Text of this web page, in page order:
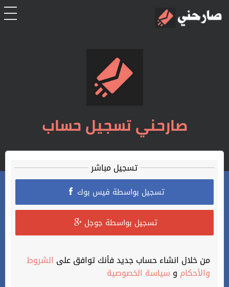
اتصل بنا
صارحني تسجيل حساب
تسجيل مباشر
تسجيل بواسطة فيس بوك
تسجيل بواسطة جوجل
من خلال انشاء حساب جديد فأنك توافق على الشروط
والأحكام و سياسة الخصوصية